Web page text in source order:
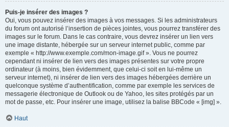
Puis-je insérer des images ?
Oui, vous pouvez insérer des images à vos messages. Si les administrateurs
du forum ont autorisé l’insertion de pièces jointes, vous pourrez transférer des
images sur le forum. Dans le cas contraire, vous devrez insérer un lien vers
une image distante, hébergée sur un serveur internet public, comme par
exemple « http://www.exemple.com/mon-image.gif ». Vous ne pourrez
cependant ni insérer de lien vers des images présentes sur votre propre
ordinateur (à moins, bien évidemment, que celui-ci soit en lui-même un
serveur internet), ni insérer de lien vers des images hébergées derrière un
quelconque système d’authentification, comme par exemple les services de
messagerie électronique de Outlook ou de Yahoo, les sites protégés par un
mot de passe, etc. Pour insérer une image, utilisez la balise BBCode « [img] ».
Haut